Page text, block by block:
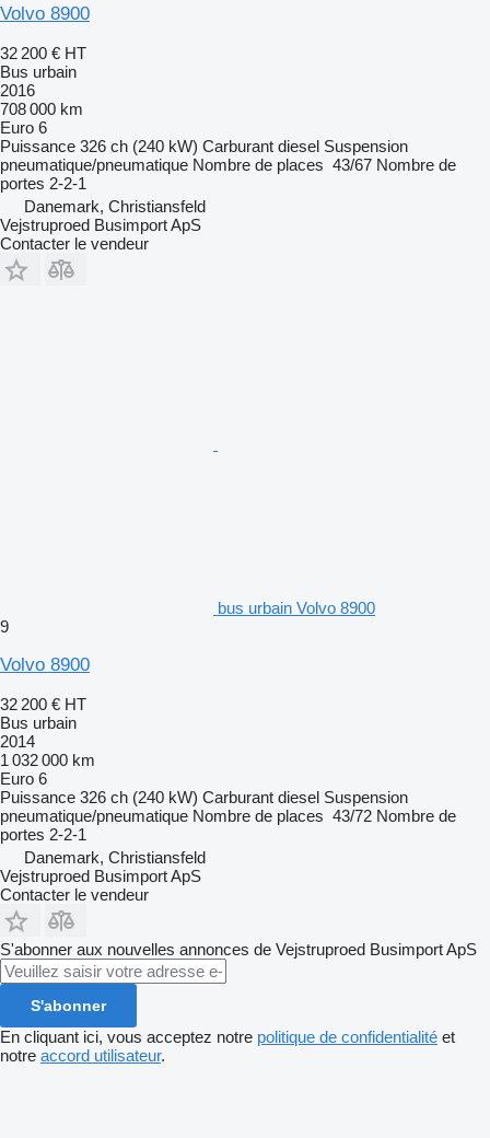
Volvo 8900
32 200 € HT
Bus urbain
2016
708 000 km
Euro 6
Puissance 326 ch (240 kW) Carburant diesel Suspension
pneumatique/pneumatique Nombre de places 43/67 Nombre de
portes 2-2-1
Danemark, Christiansfeld
Vejstruproed Busimport ApS
Contacter le vendeur
bus urbain Volvo 8900
9
Volvo 8900
32 200 € HT
Bus urbain
2014
1 032 000 km
Euro 6
Puissance 326 ch (240 kW) Carburant diesel Suspension
pneumatique/pneumatique Nombre de places 43/72 Nombre de
portes 2-2-1
Danemark, Christiansfeld
Vejstruproed Busimport ApS
Contacter le vendeur
S'abonner aux nouvelles annonces de Vejstruproed Busimport ApS
S'abonner
En cliquant ici, vous acceptez notre politique de confidentialité et
notre accord utilisateur.